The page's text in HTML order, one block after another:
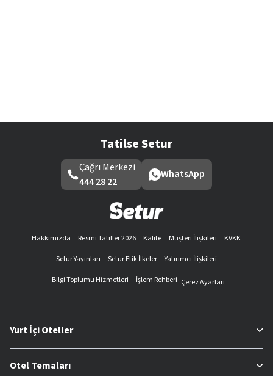
Tatilse Setur
Çağrı Merkezi
444 28 22
WhatsApp
Hakkımızda Resmi Tatiller 2026 Kalite Müşteri İlişkileri
KVKK
Setur Yayınları
Setur Etik İlkeler
Yatırımcı İlişkileri
Bilgi Toplumu Hizmetleri
İşlem Rehberi Çerez Ayarları
Yurt İçi Oteller
Otel Temaları